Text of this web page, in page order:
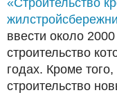
ввести около
строительство
годах. Кроме
строительство